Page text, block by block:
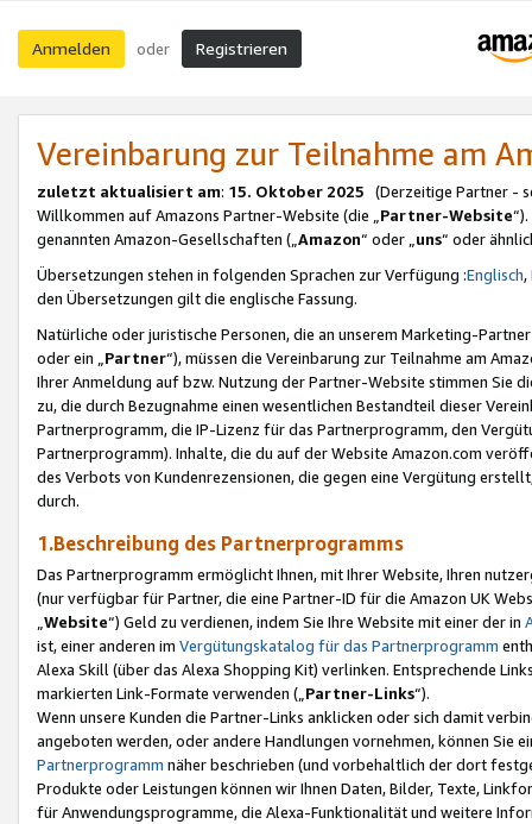
Anmelden oder Registrieren
Vereinbarung zur Teilnahme am
zuletzt aktualisiert am: 15. Oktober 2025 (Derzeitige Partner -
Willkommen auf Amazons Partner-Website (die „Partner-Website
genannten Amazon-Gesellschaften („Amazon“ oder „uns“ oder
Übersetzungen stehen in folgenden Sprachen zur Verfügung :Englisch,
den Übersetzungen gilt die englische Fassung.
Natürliche oder juristische Personen, die an unserem Marketing-
oder ein „Partner“), müssen die Vereinbarung zur Teilnahme am
Ihrer Anmeldung auf bzw. Nutzung der Partner-Website stimmen Sie
zu, die durch Bezugnahme einen wesentlichen Bestandteil dieser
Partnerprogramm, die IP-Lizenz für das Partnerprogramm, den
Partnerprogramm). Inhalte, die du auf der Website Amazon.com
des Verbots von Kundenrezensionen, die gegen eine Vergütung
durch.
1.Beschreibung des Partnerprogramms
Das Partnerprogramm ermöglicht Ihnen, mit Ihrer Website, Ihren
(nur verfügbar für Partner, die eine Partner-ID für die Amazon UK
Website“) Geld zu verdienen, indem Sie Ihre Website mit einer der in
ist, einer anderen im Vergütungskatalog für das Partnerprogramm
Alexa Skill (über das Alexa Shopping Kit) verlinken. Entsprechende
markierten Link-Formate verwenden („ Partner-Links“).
Wenn unsere Kunden die Partner-Links anklicken oder sich damit
angeboten werden, oder andere Handlungen vornehmen, können Sie
Partnerprogramm näher beschrieben (und vorbehaltlich der dort
Produkte oder Leistungen können wir Ihnen Daten, Bilder, Texte,
für Anwendungsprogramme, die Alexa-Funktionalität und weitere